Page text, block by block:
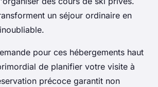
un séjour ordinaire en
pour ces hébergements haut
de planifier votre visite à
précoce garantit non